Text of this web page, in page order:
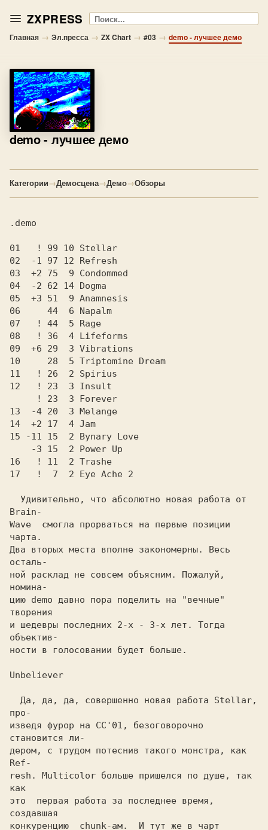
ZXPRESS Поиск
Главная → Эл.пресса → ZX Chart → #03 → demo - лучшее демо
demo- лучшее демо
Категории→Демосцена→Демо→Обзоры
.demo
01   ! 99 10 Stellar
02  -1 97 12 Refresh
03  +2 75  9 Condommed
04  -2 62 14 Dogma
05  +3 51  9 Anamnesis
06     44  6 Napalm
07   ! 44  5 Rage
08   ! 36  4 Lifeforms
09  +6 29  3 Vibrations
10     28  5 Triptomine Dream
11   ! 26  2 Spirius
12   ! 23  3 Insult
13  -4 20  3 Melange
14  +2 17  4 Jam
15 -11 15  2 Bynary Love
16   ! 11  2 Trashe
17   !  7  2 Eye Ache 2
Brain-
Wave  смогла прорваться на первые позиции
чарта.
Два вторых места вполне закономерны. Весь
осталь-
ной расклад не совсем объясним. Пожалуй,
номина-
цию demo давно пора поделить на "вечные"
творения
и шедевры последних 2-х - 3-х лет. Тогда
объектив-
ности в голосовании будет больше.
Unbeliever
про-
изведя фурор на CC'01, безоговорочно
становится ли-
дером, с трудом потеснив такого монстра, как
Ref-
resh. Multicolor больше пришелся по душе, так
как
это  первая работа за последнее время,
создавшая
конкуренцию  chunk-ам.  И тут же в чарт